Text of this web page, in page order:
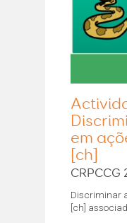
em
[ch]
CRPCCG
Discriminar
[ch]